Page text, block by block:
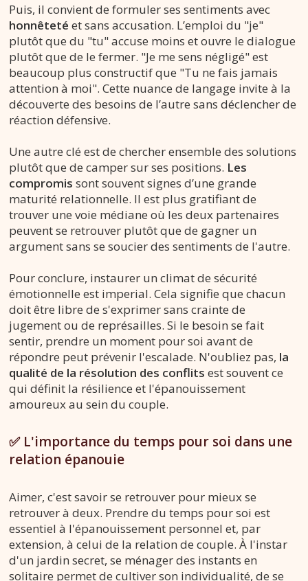
Puis, il convient de formuler ses sentiments avec
honnêteté et sans accusation. L’emploi du "je"
plutôt que du "tu" accuse moins et ouvre le dialogue
plutôt que de le fermer. "Je me sens négligé" est
beaucoup plus constructif que "Tu ne fais jamais
attention à moi". Cette nuance de langage invite à la
découverte des besoins de l’autre sans déclencher de
réaction défensive.
Une autre clé est de chercher ensemble des solutions
plutôt que de camper sur ses positions. Les
compromis sont souvent signes d’une grande
maturité relationnelle. Il est plus gratifiant de
trouver une voie médiane où les deux partenaires
peuvent se retrouver plutôt que de gagner un
argument sans se soucier des sentiments de l'autre.
Pour conclure, instaurer un climat de sécurité
émotionnelle est imperial. Cela signifie que chacun
doit être libre de s'exprimer sans crainte de
jugement ou de représailles. Si le besoin se fait
sentir, prendre un moment pour soi avant de
répondre peut prévenir l'escalade. N'oubliez pas, la
qualité de la résolution des conflits est souvent ce
qui définit la résilience et l'épanouissement
amoureux au sein du couple.
✅ L'importance du temps pour soi dans une
relation épanouie
Aimer, c'est savoir se retrouver pour mieux se
retrouver à deux. Prendre du temps pour soi est
essentiel à l'épanouissement personnel et, par
extension, à celui de la relation de couple. À l'instar
d'un jardin secret, se ménager des instants en
solitaire permet de cultiver son individualité, de se